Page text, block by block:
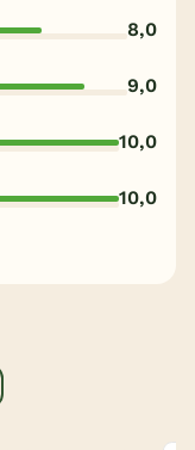
8,0
9,0
10,0
10,0